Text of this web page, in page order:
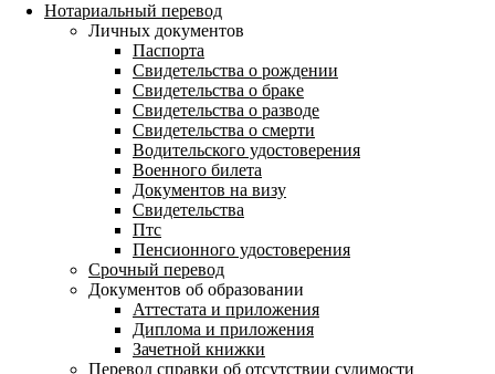
Нотариальный перевод
Личных документов
Паспорта
Свидетельства о рождении
Свидетельства о браке
Свидетельства о разводе
Свидетельства о смерти
Водительского удостоверения
Военного билета
Документов на визу
Свидетельства
Птс
Пенсионного удостоверения
Срочный перевод
Документов об образовании
Аттестата и приложения
Диплома и приложения
Зачетной книжки
Перевод справки об отсутствии судимости